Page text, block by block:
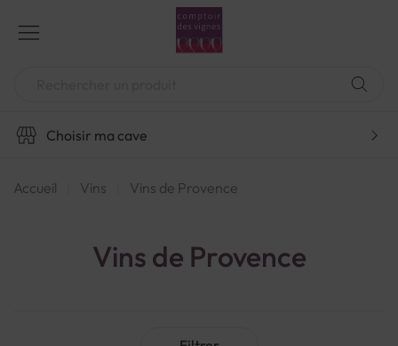
contenu
Choisir ma cave
Accueil Vins Vins de Provence
Vins de Provence